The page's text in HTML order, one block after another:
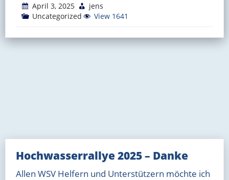
Januar 4, 2026
jens
Uncategorized
View 1701
April 3, 2025
jens
Uncategorized
View 1641
Hochwasserrallye 2025 – Danke
Allen WSV Helfern und Unterstützern möchte ich